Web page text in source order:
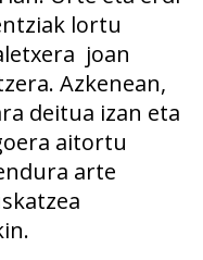
lortu
joan
Azkenean,
deitua izan eta
aitortu
arte